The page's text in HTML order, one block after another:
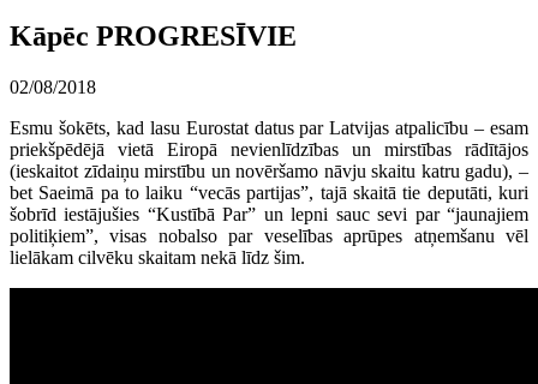
Kāpēc PROGRESĪVIE
02/08/2018
Esmu šokēts, kad lasu Eurostat datus par Latvijas atpalicību – esam
priekšpēdējā vietā Eiropā nevienlīdzības un mirstības rādītājos
(ieskaitot zīdaiņu mirstību un novēršamo nāvju skaitu katru gadu), –
bet Saeimā pa to laiku “vecās partijas”, tajā skaitā tie deputāti, kuri
šobrīd iestājušies “Kustībā Par” un lepni sauc sevi par “jaunajiem
politiķiem”, visas nobalso par veselības aprūpes atņemšanu vēl
lielākam cilvēku skaitam nekā līdz šim.